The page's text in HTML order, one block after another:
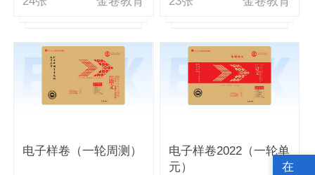
电子样卷（一轮周测）
电子样卷2022（一轮单
元）
在